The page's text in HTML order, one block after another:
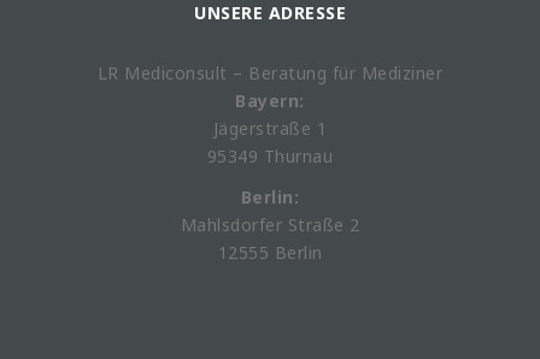
UNSERE ADRESSE
LR Mediconsult – Beratung für Mediziner
Bayern:
Jägerstraße 1
95349 Thurnau
Berlin:
Mahlsdorfer Straße 2
12555 Berlin